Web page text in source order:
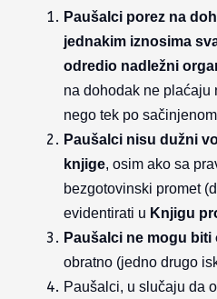
Paušalci porez na
jednakim iznosima
odredio nadležni
na dohodak ne plaćaju
nego tek po
Paušalci nisu dužni
knjige, osim ako sa
bezgotovinski promet
evidentirati u Knjigu
Paušalci ne mogu
obratno (jedno drugo
Paušalci, u slučaju da